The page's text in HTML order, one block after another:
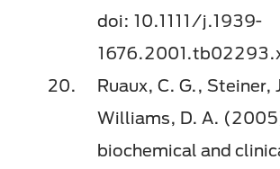
doi: 10.1111/j.1939-
Ruaux, C. G., Steiner,
Williams, D. A.
biochemical and